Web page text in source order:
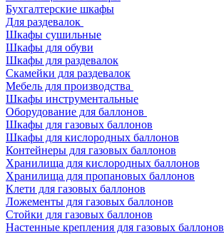
Бухгалтерские шкафы
Для раздевалок
Шкафы сушильные
Шкафы для обуви
Шкафы для раздевалок
Скамейки для раздевалок
Мебель для производства
Шкафы инструментальные
Оборудование для баллонов
Шкафы для газовых баллонов
Шкафы для кислородных баллонов
Контейнеры для газовых баллонов
Хранилища для кислородных баллонов
Хранилища для пропановых баллонов
Клети для газовых баллонов
Ложементы для газовых баллонов
Стойки для газовых баллонов
Настенные крепления для газовых баллонов